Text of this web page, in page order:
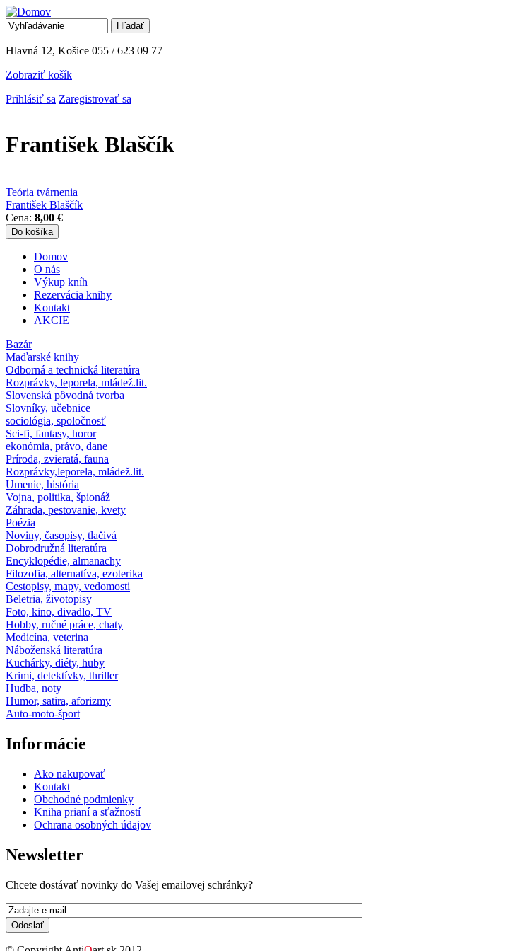
Jump to Navigation
Vyhľadávanie
Hľadať
Hlavná 12, Košice 055 / 623 09 77
Zobraziť košík
Prihlásiť sa Zaregistrovať sa
František Blaščík
Teória tvárnenia
František Blaščík
Cena: 8,00 €
Hlavné menu
Domov
O nás
Výkup kníh
Rezervácia knihy
Kontakt
AKCIE
Bazár
Maďarské knihy
Odborná a technická literatúra
Rozprávky, leporela, mládež.lit.
Slovenská pôvodná tvorba
Slovníky, učebnice
sociológia, spoločnosť
Sci-fi, fantasy, horor
ekonómia, právo, dane
Príroda, zvieratá, fauna
Rozprávky,leporela, mládež.lit.
Umenie, história
Vojna, politika, špionáž
Záhrada, pestovanie, kvety
Poézia
Noviny, časopisy, tlačivá
Dobrodružná literatúra
Encyklopédie, almanachy
Filozofia, alternatíva, ezoterika
Cestopisy, mapy, vedomosti
Beletria, životopisy
Foto, kino, divadlo, TV
Hobby, ručné práce, chaty
Medicína, veterina
Náboženská literatúra
Kuchárky, diéty, huby
Krimi, detektívky, thriller
Hudba, noty
Humor, satira, aforizmy
Auto-moto-šport
Informácie
Ako nakupovať
Kontakt
Obchodné podmienky
Kniha prianí a sťažností
Ochrana osobných údajov
Newsletter
Chcete dostávať novinky do Vašej emailovej schránky?
E-mail*